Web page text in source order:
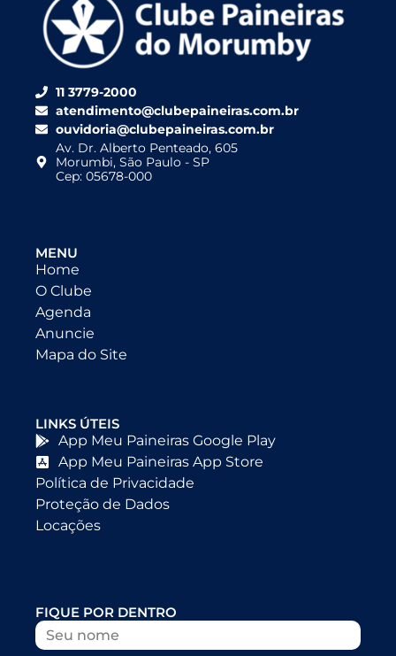
11 3779-2000
atendimento@clubepaineiras.com.br
ouvidoria@clubepaineiras.com.br
Av. Dr. Alberto Penteado, 605
Morumbi, São Paulo - SP
Cep: 05678-000
MENU
Home
O Clube
Agenda
Anuncie
Mapa do Site
LINKS ÚTEIS
App Meu Paineiras Google Play
App Meu Paineiras App Store
Política de Privacidade
Proteção de Dados
Locações
FIQUE POR DENTRO